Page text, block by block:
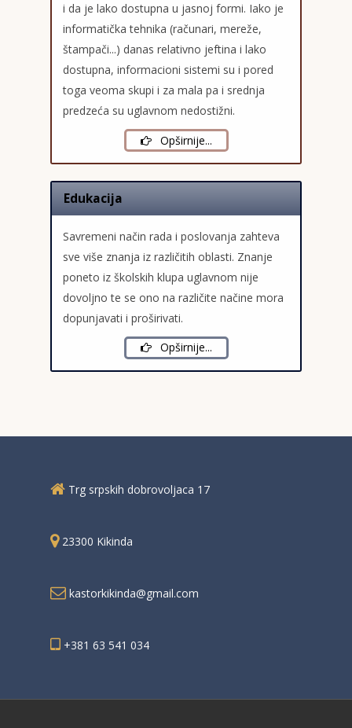
i da je lako dostupna u jasnoj formi. Iako je
informatička tehnika (računari, mereže,
štampači...) danas relativno jeftina i lako
dostupna, informacioni sistemi su i pored
toga veoma skupi i za mala pa i srednja
predzeća su uglavnom nedostižni.
Opširnije...
Edukacija
Savremeni način rada i poslovanja zahteva
sve više znanja iz različitih oblasti. Znanje
poneto iz školskih klupa uglavnom nije
dovoljno te se ono na različite načine mora
dopunjavati i proširivati.
Opširnije...
Trg srpskih dobrovoljaca 17
23300 Kikinda
kastorkikinda@gmail.com
+381 63 541 034
Usluge
Uvođenje sistema
menadžmenta
ISO 9001:2015
ISO 18001:2008
ISO 22000:2005
ISO 27001:2013
ISO 45001:2018
ISO 50001:2018
HACCP
IFS
Održavanje sistema
sistem
Dokumenta
Kontakt